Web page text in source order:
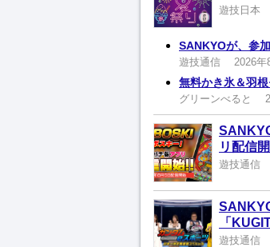
遊技日本
SANKYOが、参
遊技通信 2026年
無料かき氷＆羽
グリーンべると
リ配信
遊技通信
「
遊技通信